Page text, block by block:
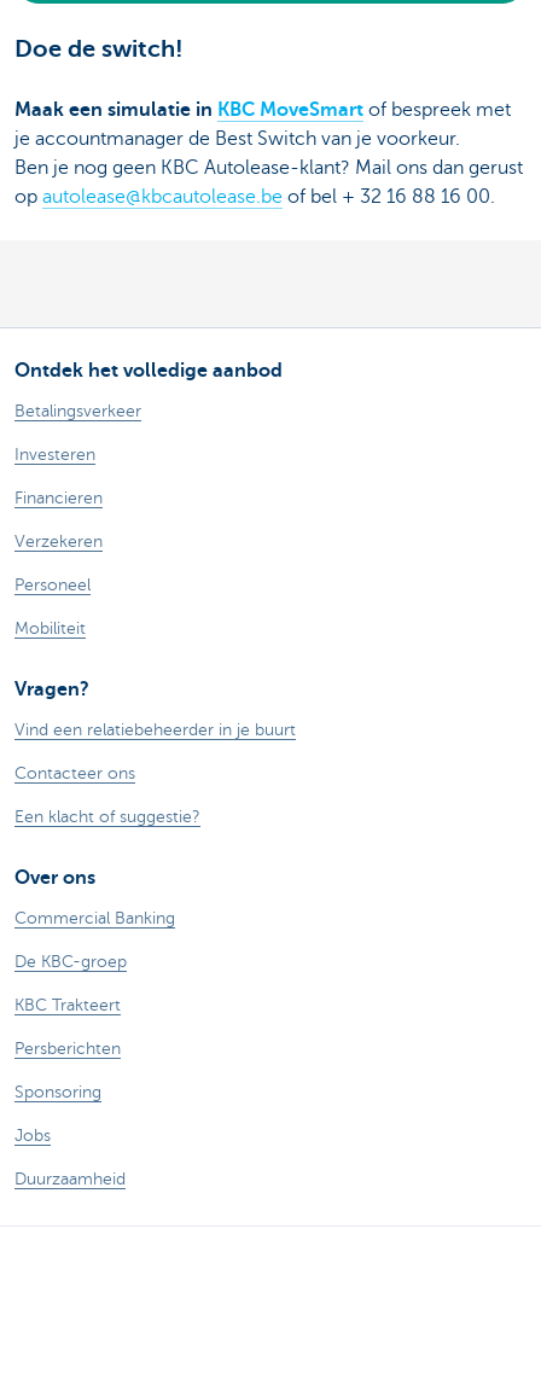
Doe de switch!
Maak een simulatie in KBC MoveSmart of bespreek met
je accountmanager de Best Switch van je voorkeur.
Ben je nog geen KBC Autolease-klant? Mail ons dan gerust
op autolease@kbcautolease.be of bel + 32 16 88 16 00.
Ontdek het volledige aanbod
Betalingsverkeer
Investeren
Financieren
Verzekeren
Personeel
Mobiliteit
Vragen?
Vind een relatiebeheerder in je buurt
Contacteer ons
Een klacht of suggestie?
Over ons
Commercial Banking
De KBC-groep
KBC Trakteert
Persberichten
Sponsoring
Jobs
Duurzaamheid